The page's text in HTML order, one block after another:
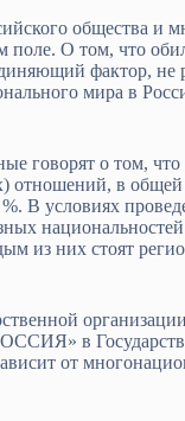
общества и
О том, что
фактор,
мира в
говорят о том,
в общей
%. В условиях
из них стоят
в
от